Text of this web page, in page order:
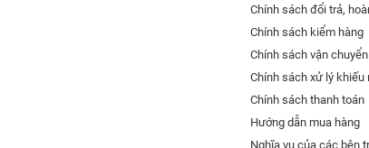
Chính sách đổi trả,
Chính sách kiểm hàng
Chính sách vận chuyển
Chính sách xử lý khiếu
Chính sách thanh toán
Hướng dẫn mua hàng
Nghĩa vụ của các bên